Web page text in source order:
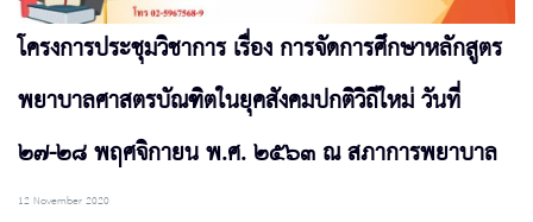
โครงการประชุมวิชาการ เรื่อง การจัดการศึกษาหลักสูตร
พยาบาลศาสตรบัณฑิตในยุคสังคมปกติวิถีใหม่ วันที่
๒๗-๒๘ พฤศจิกายน พ.ศ. ๒๕๖๓ ณ สภาการพยาบาล
12 November 2020